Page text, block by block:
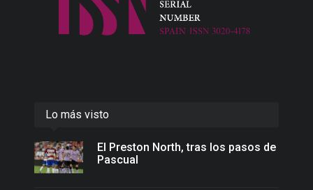
Lo más visto
El Preston North, tras los pasos de
Pascual